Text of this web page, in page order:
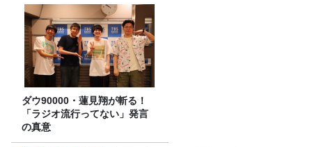
ダウ90000・蓮見翔が斬る！
「ラジオ流行ってない」発言
の真意